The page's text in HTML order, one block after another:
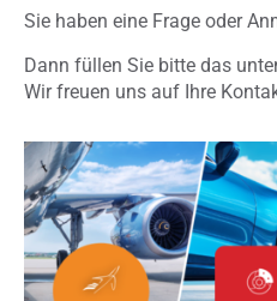
Sie haben eine Frage oder
Dann füllen Sie bitte das
Wir freuen uns auf Ihre